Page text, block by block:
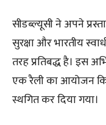
सीडब्ल्यूसी ने अपने
सुरक्षा और भारतीय
तरह प्रतिबद्ध है। इस
एक रैली का आयोजन
स्थगित कर दिया गया।